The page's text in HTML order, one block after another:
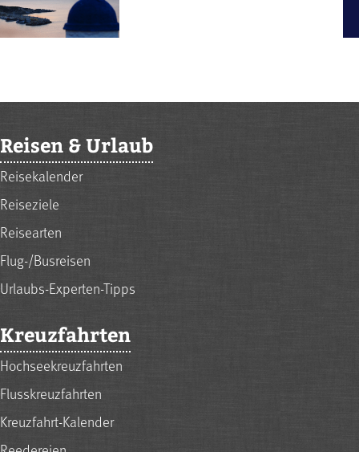
Reisen & Urlaub
Reisekalender
Reiseziele
Reisearten
Flug-/Busreisen
Urlaubs-Experten-Tipps
Kreuzfahrten
Hochseekreuzfahrten
Flusskreuzfahrten
Kreuzfahrt-Kalender